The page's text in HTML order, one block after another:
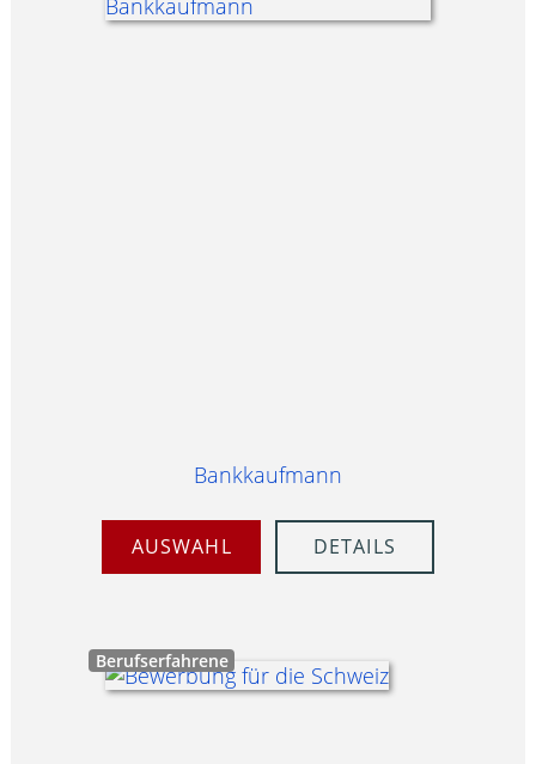
Bankkaufmann
AUSWAHL DETAILS
Berufserfahrene